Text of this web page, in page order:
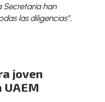
Secretaría han
las diligencias”,
joven
UAEM